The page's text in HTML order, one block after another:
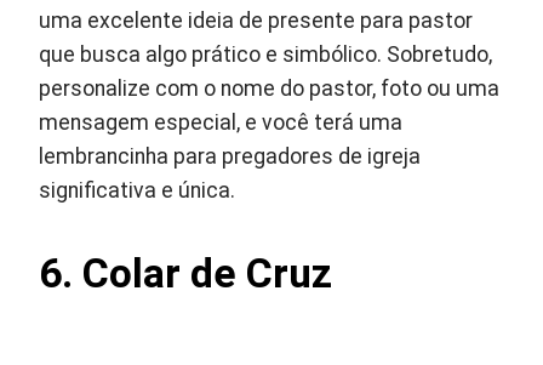
uma excelente ideia de presente para pastor
que busca algo prático e simbólico. Sobretudo,
personalize com o nome do pastor, foto ou uma
mensagem especial, e você terá uma
lembrancinha para pregadores de igreja
significativa e única.
6. Colar de Cruz